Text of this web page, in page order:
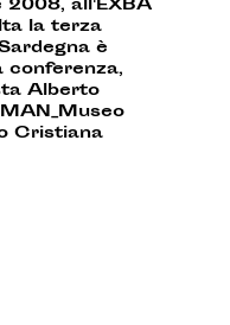
all'EXBA
la terza
è
conferenza,
Alberto
Cristiana